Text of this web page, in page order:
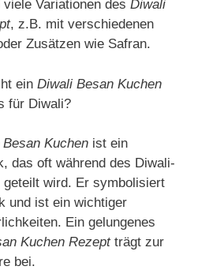
Variationen des Diwali
, z.B. mit verschiedenen
Zusätzen wie Safran.
ein Diwali Besan Kuchen
für Diwali?
Kuchen ist ein
das oft während des Diwali-
geteilt wird. Er symbolisiert
und ist ein wichtiger
Ein gelungenes
Kuchen Rezeptträgt zur
bei.